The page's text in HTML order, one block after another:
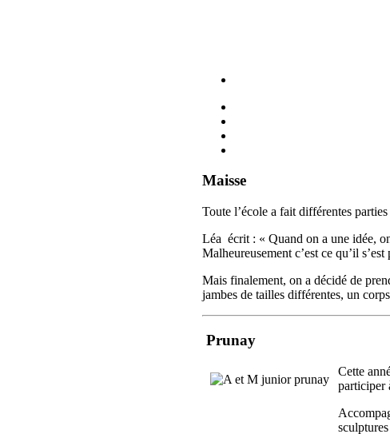
Maisse
Toute l’école a fait différentes
Léa écrit : « Quand on a une idée,
Malheureusement c’est ce qu’il s’est
Mais finalement, on a décidé de
jambes de tailles différentes, un
Prunay
Cette
participer